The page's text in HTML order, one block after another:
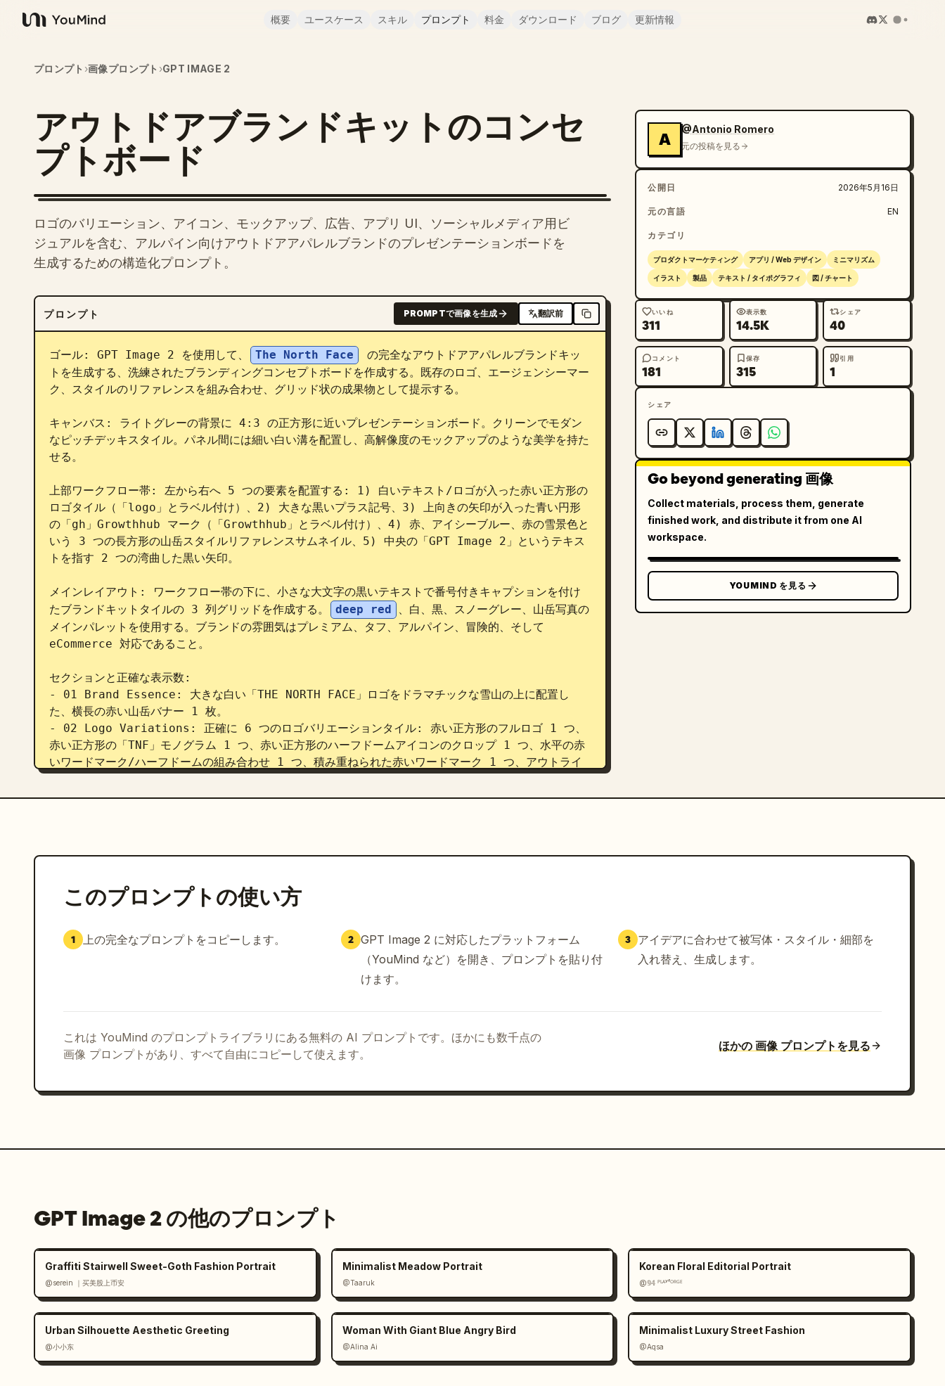
YouMind
概要 ユースケース スキル プロンプト 料金 ダウンロード ブログ 更新情報
プロンプト ›画像プロンプト ›GPT IMAGE 2
アウトドアブランドキットのコンセ
プトボード
ロゴのバリエーション、アイコン、モックアップ、広告、アプリ UI、ソーシャルメディア用ビ
ジュアルを含む、アルパイン向けアウトドアアパレルブランドのプレゼンテーションボードを
生成するための構造化プロンプト。
プロンプト PROMPTで画像を生成 翻訳前
ゴール: GPT Image 2 を使用して、 The North Face
の完全なアウトドアアパレルブランドキッ
トを生成する、洗練されたブランディングコンセプトボードを作成する。既存のロゴ、エージェンシーマー
ク、スタイルのリファレンスを組み合わせ、グリッド状の成果物として提示する。
キャンバス: ライトグレーの背景に 4:3 の正方形に近いプレゼンテーションボード。クリーンでモダン
なピッチデッキスタイル。パネル間には細い白い溝を配置し、高解像度のモックアップのような美学を持た
せる。
上部ワークフロー帯: 左から右へ 5 つの要素を配置する: 1) 白いテキスト/ロゴが入った赤い正方形の
ロゴタイル（「logo」とラベル付け）、2) 大きな黒いプラス記号、3) 上向きの矢印が入った青い円形
の「gh」Growthhub マーク（「Growthhub」とラベル付け）、4) 赤、アイシーブルー、赤の雪景色と
いう 3 つの長方形の山岳スタイルリファレンスサムネイル、5) 中央の「GPT Image 2」というテキス
トを指す 2 つの湾曲した黒い矢印。
メインレイアウト: ワークフロー帯の下に、小さな大文字の黒いテキストで番号付きキャプションを付け
たブランドキットタイルの 3 列グリッドを作成する。
deep red
、白、黒、スノーグレー、山岳写真の
メインパレットを使用する。ブランドの雰囲気はプレミアム、タフ、アルパイン、冒険的、そして
eCommerce 対応であること。
セクションと正確な表示数:
- 01 Brand Essence: 大きな白い「THE NORTH FACE」ロゴをドラマチックな雪山の上に配置し
た、横長の赤い山岳バナー 1 枚。
- 02 Logo Variations: 正確に 6 つのロゴバリエーションタイル: 赤い正方形のフルロゴ 1 つ、
赤い正方形の「TNF」モノグラム 1 つ、赤い正方形のハーフドームアイコンのクロップ 1 つ、水平の赤
いワードマーク/ハーフドームの組み合わせ 1 つ、積み重ねられた赤いワードマーク 1 つ、アウトライ
- 03 Icon Set: 赤いパネル上に正確に 12 個の白い細いラインアイコン: 山、コンパス、雪の結晶、
ースボールキャップ 1 つ（それぞれに小さな白いブランドロゴ入り）。
ンライフスタイルの写真パネル 1 枚。
- 07 Brand Baseline: 山岳ポスターのコンセプトをもう一度繰り返し、白いセリフ体のフレーズ
- 05 Product Mockups: 3 つの製品モックアップをもう一度繰り返す: ボトル、トート、キャッ
- 06 Apparel Lifestyle: 3 人の赤いジャケットを着た山岳ライフスタイルのパネルをもう一度繰
り返す。
- 07 Urban Campaign Ads: 山岳/ハイカーのイメージと赤いロゴタグが付いた垂直の広告カード 3
- 06 App Interface: 赤いジャケットのモバイルショッピングアプリを表示するスマートフォン画面
枚。「SUMMIT SUNDAYS」、「PROTECT OUR PEAKS」、「EXPLORE. ENDURE. REPEAT.」という
白いスタイリングを、キャンペーンライン「Never Stop Exploring.」にはエレガントな太字のセリフ
体を使用する。すべてのテキストは鮮明で読みやすく保つこと。
画像スタイル: リアルな製品モックアップとライフスタイル写真に、ベクターロゴシステムの要素をミッ
クスする。映画のようなアルパインのライティング、雪山の背景、プレミアムなブランドプレゼンテーショ
ン、クリーンなエージェンシーのケーススタディレイアウト。
制約事項: 繰り返される 05、06、07 のラベルを含め、示されたセクション番号を正確に維持するこ
と。上記のリストにある正確な数を使用すること。余分なパネル、アイコン、製品、透かし、装飾的なテキ
ストは追加しないこと。
A
@Antonio Romero
元の投稿を見る
公開日 2026年5月16日
元の言語 EN
カテゴリ
プロダクトマーケティング アプリ / Web デザイン ミニマリズム
イラスト 製品 テキスト / タイポグラフィ 図 / チャート
いいね
311
表示数
14.5K
シェア
40
コメント
181
保存
315
引用
1
シェア
Go beyond generating 画像
Collect materials, process them, generate
finished work, and distribute it from one AI
workspace.
YOUMIND を見る
このプロンプトの使い方
1 上の完全なプロンプトをコピーします。 2 GPT Image 2 に対応したプラットフォーム
（YouMind など）を開き、プロンプトを貼り付
けます。
3
アイデアに合わせて被写体・スタイル・細部を
入れ替え、生成します。
これは YouMind のプロンプトライブラリにある無料の AI プロンプトです。ほかにも数千点の
画像 プロンプトがあり、すべて自由にコピーして使えます。
ほかの 画像 プロンプトを見る
GPT Image 2 の他のプロンプト
Graffiti Stairwell Sweet-Goth Fashion Portrait
@serein ｜买美股上币安
Minimalist Meadow Portrait
@Taaruk
Korean Floral Editorial Portrait
@𝟡𝟜 ᴾᴸᴬʸᶠᴼᴿᴳᴱ
Urban Silhouette Aesthetic Greeting
@小小东
Woman With Giant Blue Angry Bird
@Alina Ai
Minimalist Luxury Street Fashion
@Aqsa